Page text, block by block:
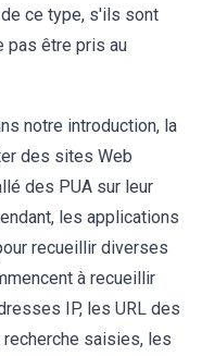
ce type, s'ils sont
pas être pris au
notre introduction, la
des sites Web
des PUA sur leur
les applications
recueillir diverses
à recueillir
IP, les URL des
saisies, les